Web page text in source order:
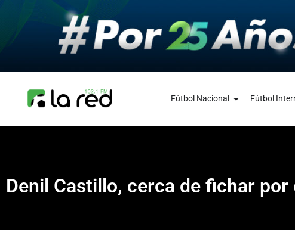
Fútbol Nacional Fútbol
Denil Castillo, cerca de fichar